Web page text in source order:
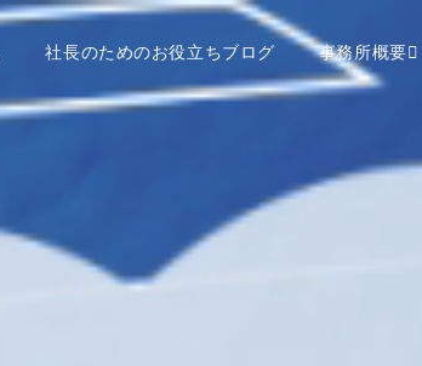
社長のためのお役立ちブログ 事務所概要